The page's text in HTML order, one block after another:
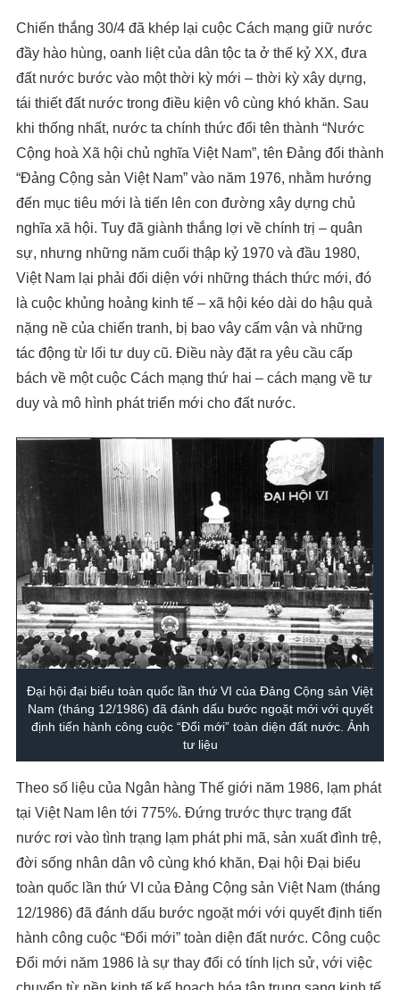
Chiến thắng 30/4 đã khép lại cuộc Cách mạng giữ nước
đầy hào hùng, oanh liệt của dân tộc ta ở thế kỷ XX, đưa
đất nước bước vào một thời kỳ mới – thời kỳ xây dựng,
tái thiết đất nước trong điều kiện vô cùng khó khăn. Sau
khi thống nhất, nước ta chính thức đổi tên thành “Nước
Cộng hoà Xã hội chủ nghĩa Việt Nam”, tên Đảng đổi thành
“Đảng Cộng sản Việt Nam” vào năm 1976, nhằm hướng
đến mục tiêu mới là tiến lên con đường xây dựng chủ
nghĩa xã hội. Tuy đã giành thắng lợi về chính trị – quân
sự, nhưng những năm cuối thập kỷ 1970 và đầu 1980,
Việt Nam lại phải đối diện với những thách thức mới, đó
là cuộc khủng hoảng kinh tế – xã hội kéo dài do hậu quả
nặng nề của chiến tranh, bị bao vây cấm vận và những
tác động từ lối tư duy cũ. Điều này đặt ra yêu cầu cấp
bách về một cuộc Cách mạng thứ hai – cách mạng về tư
duy và mô hình phát triển mới cho đất nước.
Đại hội đại biểu toàn quốc lần thứ VI của Đảng Cộng sản Việt
Nam (tháng 12/1986) đã đánh dấu bước ngoặt mới với quyết
định tiến hành công cuộc “Đổi mới” toàn diện đất nước. Ảnh
tư liệu
Theo số liệu của Ngân hàng Thế giới năm 1986, lạm phát
tại Việt Nam lên tới 775%. Đứng trước thực trạng đất
nước rơi vào tình trạng lạm phát phi mã, sản xuất đình trệ,
đời sống nhân dân vô cùng khó khăn, Đại hội Đại biểu
toàn quốc lần thứ VI của Đảng Cộng sản Việt Nam (tháng
12/1986) đã đánh dấu bước ngoặt mới với quyết định tiến
hành công cuộc “Đổi mới” toàn diện đất nước. Công cuộc
Đổi mới năm 1986 là sự thay đổi có tính lịch sử, với việc